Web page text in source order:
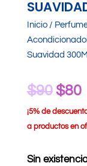
Inicio/
Suavidad 300Ml
$90 El
era:
$80El
¡5% de
a productos en
Sin